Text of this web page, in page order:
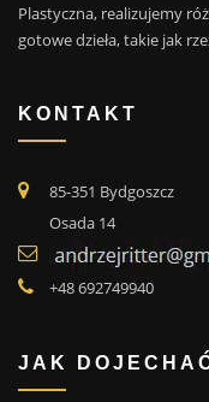
Plastyczna, realizujemy
gotowe dzieła, takie jak
KONTAKT
85-351 Bydgoszcz
Osada 14
+48 692749940
JAK